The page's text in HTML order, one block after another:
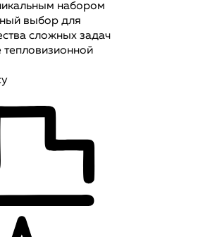
набором
выбор для
сложных задач
тепловизионной